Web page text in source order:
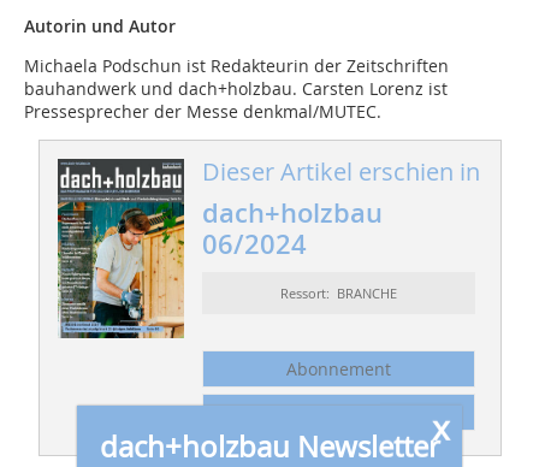
Autorin und Autor
Michaela Podschun ist Redakteurin der Zeitschriften
bauhandwerk und dach+holzbau. Carsten Lorenz ist
Pressesprecher der Messe denkmal/MUTEC.
Dieser Artikel erschien in
dach+holzbau
06/2024
Ressort: BRANCHE
Abonnement
Inhaltsverzeichnis
x
dach+holzbau Newsletter